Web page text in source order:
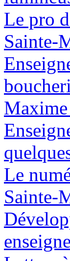
Le pro
Sainte-
Le
Sainte-